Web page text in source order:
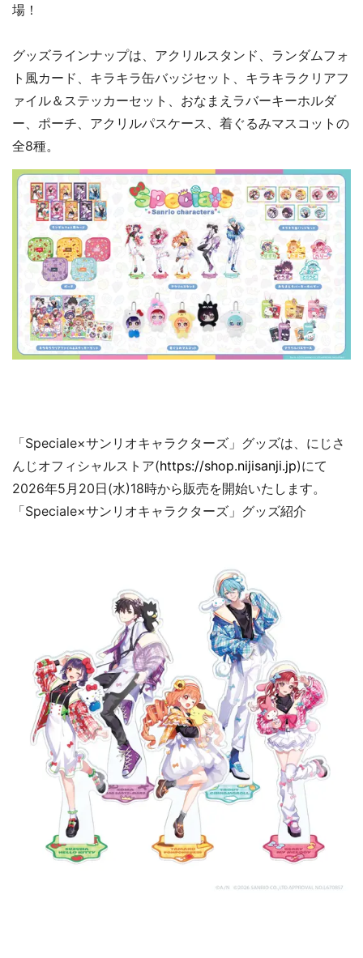
場！
グッズラインナップは、アクリルスタンド、ランダムフォ
ト風カード、キラキラ缶バッジセット、キラキラクリアフ
ァイル＆ステッカーセット、おなまえラバーキーホルダ
ー、ポーチ、アクリルパスケース、着ぐるみマスコットの
全8種。
「Speciale×サンリオキャラクターズ」グッズは、にじさ
んじオフィシャルストア(https://shop.nijisanji.jp)にて
2026年5月20日(水)18時から販売を開始いたします。
「Speciale×サンリオキャラクターズ」グッズ紹介